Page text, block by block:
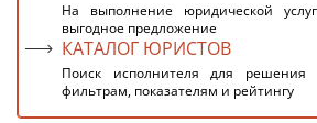
На выполнение юридической
выгодное предложение
КАТАЛОГ ЮРИСТОВ
Поиск исполнителя для
фильтрам, показателям и рейтингу